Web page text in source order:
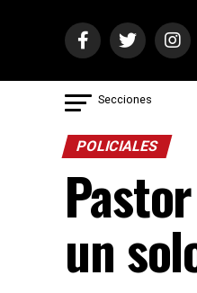
Secciones
POLICIALES
un